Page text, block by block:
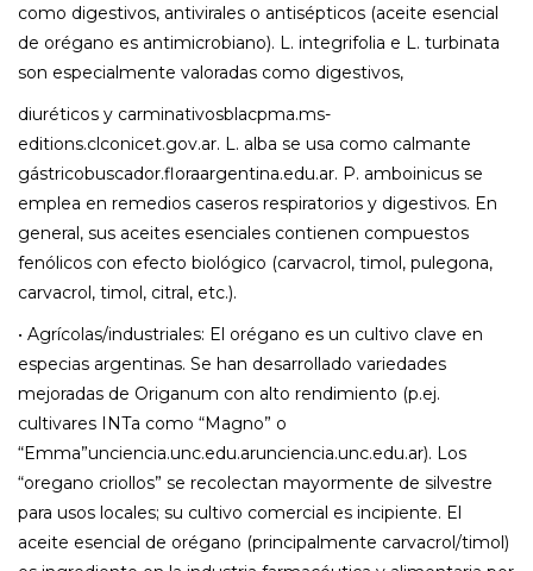
como digestivos, antivirales o antisépticos (aceite esencial
de orégano es antimicrobiano). L. integrifolia e L. turbinata
son especialmente valoradas como digestivos,
diuréticos y carminativosblacpma.ms-
editions.clconicet.gov.ar. L. alba se usa como calmante
gástricobuscador.floraargentina.edu.ar. P. amboinicus se
emplea en remedios caseros respiratorios y digestivos. En
general, sus aceites esenciales contienen compuestos
fenólicos con efecto biológico (carvacrol, timol, pulegona,
carvacrol, timol, citral, etc.).
• Agrícolas/industriales: El orégano es un cultivo clave en
especias argentinas. Se han desarrollado variedades
mejoradas de Origanum con alto rendimiento (p.ej.
cultivares INTa como “Magno” o
“Emma”unciencia.unc.edu.arunciencia.unc.edu.ar). Los
“oregano criollos” se recolectan mayormente de silvestre
para usos locales; su cultivo comercial es incipiente. El
aceite esencial de orégano (principalmente carvacrol/timol)